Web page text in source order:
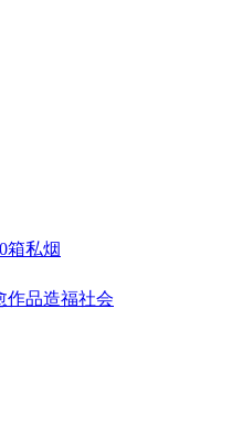
箱私烟
作品造福社会